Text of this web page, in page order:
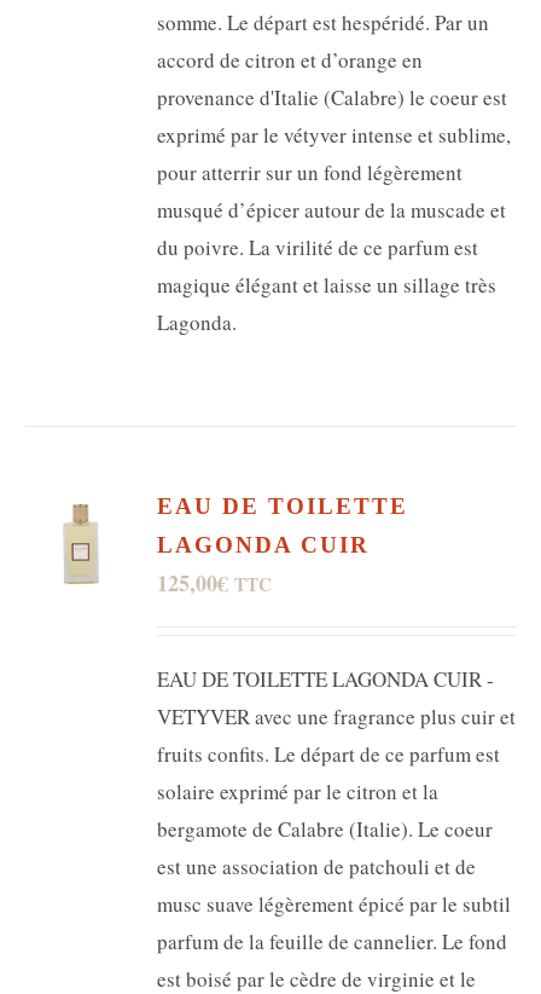
somme. Le départ est hespéridé. Par un
accord de citron et d’orange en
provenance d'Italie (Calabre) le coeur est
exprimé par le vétyver intense et sublime,
pour atterrir sur un fond légèrement
musqué d’épicer autour de la muscade et
du poivre. La virilité de ce parfum est
magique élégant et laisse un sillage très
Lagonda.
EAU DE TOILETTE
LAGONDA CUIR
125,00€ TTC
EAU DE TOILETTE LAGONDA CUIR -
VETYVER avec une fragrance plus cuir et
fruits confits. Le départ de ce parfum est
solaire exprimé par le citron et la
bergamote de Calabre (Italie). Le coeur
est une association de patchouli et de
musc suave légèrement épicé par le subtil
parfum de la feuille de cannelier. Le fond
est boisé par le cèdre de virginie et le